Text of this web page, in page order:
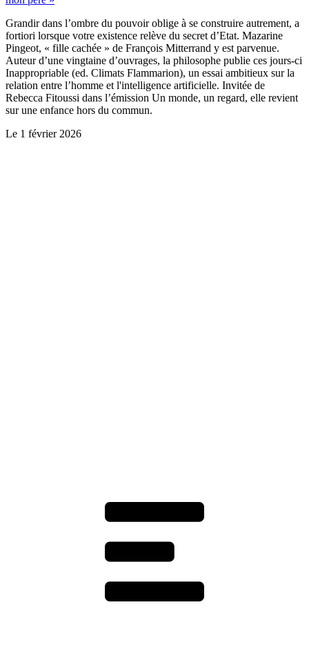
Grandir dans l’ombre du pouvoir oblige à se construire autrement, a
fortiori lorsque votre existence relève du secret d’Etat. Mazarine
Pingeot, « fille cachée » de François Mitterrand y est parvenue.
Auteur d’une vingtaine d’ouvrages, la philosophe publie ces jours-ci
Inappropriable (ed. Climats Flammarion), un essai ambitieux sur la
relation entre l’homme et l'intelligence artificielle. Invitée de
Rebecca Fitoussi dans l’émission Un monde, un regard, elle revient
sur une enfance hors du commun.
Le 1 février 2026